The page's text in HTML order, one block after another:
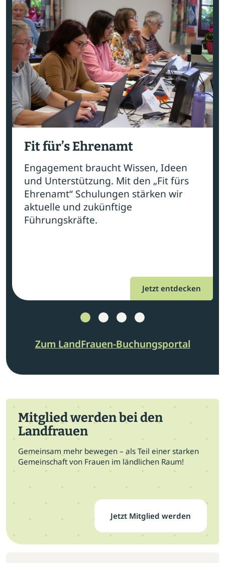
Fit für’s Ehrenamt
Engagement braucht Wissen, Ideen
und Unterstützung. Mit den „Fit fürs
Ehrenamt“ Schulungen stärken wir
aktuelle und zukünftige
Führungskräfte.
Jetzt entdecken
Zum LandFrauen-Buchungsportal
Mitglied werden bei den
Landfrauen
Gemeinsam mehr bewegen – als Teil einer starken
Gemeinschaft von Frauen im ländlichen Raum!
Jetzt Mitglied werden